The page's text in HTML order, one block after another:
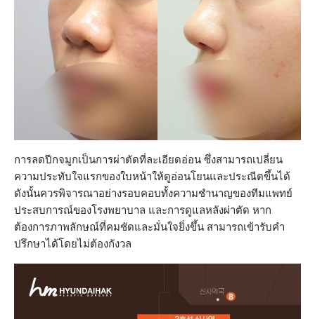
การลดปีกจมูกเป็นการผ่าตัดที่ละเอียดอ่อน ซึ่งสามารถเปลี่ยน
ความประทับใจแรกของใบหน้าให้ดูอ่อนโยนและประณีตขึ้นได้
ดังนั้นควรพิจารณาอย่างรอบคอบทั้งความชำนาญของทีมแพทย์
ประสบการณ์ของโรงพยาบาล และการดูแลหลังผ่าตัด หาก
ต้องการภาพลักษณ์ที่คมชัดและมั่นใจยิ่งขึ้น สามารถเข้ารับคำ
ปรึกษาได้โดยไม่ต้องกังวล